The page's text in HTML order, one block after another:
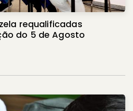
requalificadas
do 5 de Agosto